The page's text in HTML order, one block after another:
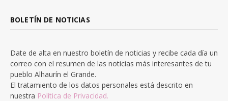
BOLETÍN DE NOTICIAS
Date de alta en nuestro boletín de noticias y recibe cada día un
correo con el resumen de las noticias más interesantes de tu
pueblo Alhaurín el Grande.
El tratamiento de los datos personales está descrito en
nuestra Política de Privacidad.